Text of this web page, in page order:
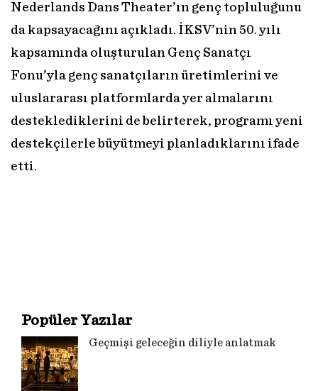
Nederlands Dans Theater’ın genç topluluğunu
da kapsayacağını açıkladı. İKSV’nin 50. yılı
kapsamında oluşturulan Genç Sanatçı
Fonu’yla genç sanatçıların üretimlerini ve
uluslararası platformlarda yer almalarını
desteklediklerini de belirterek, programı yeni
destekçilerle büyütmeyi planladıklarını ifade
etti.
Popüler Yazılar
Geçmişi geleceğin diliyle anlatmak